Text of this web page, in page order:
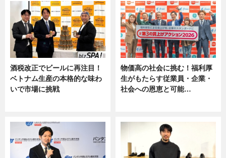
酒税改正でビールに再注目！
ベトナム生産の本格的な味わ
いで市場に挑戦
物価高の社会に挑む！福利厚
生がもたらす従業員・企業・
社会への恩恵と可能…